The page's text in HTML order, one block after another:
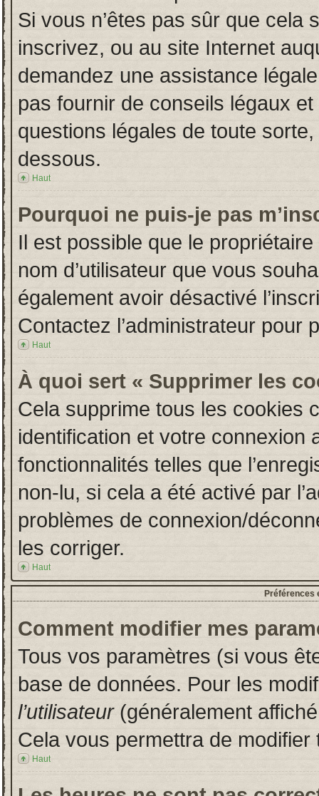
Si vous n’êtes pas sûr que cela
inscrivez, ou au site Internet
demandez une assistance
pas fournir de conseils légaux
questions légales de toute
dessous.
Haut
Pourquoi ne puis-je pas
Il est possible que le
nom d’utilisateur que vous
également avoir désactivé
Contactez l’administrateur pour
Haut
À quoi sert « Supprimer les
Cela supprime tous les cookies
identification et votre connexion
fonctionnalités telles que
non-lu, si cela a été activé par
problèmes de connexion/
les corriger.
Haut
Préférences
Comment modifier mes
Tous vos paramètres (si vous
base de données. Pour les
l’utilisateur(généralement
Cela vous permettra de
Haut